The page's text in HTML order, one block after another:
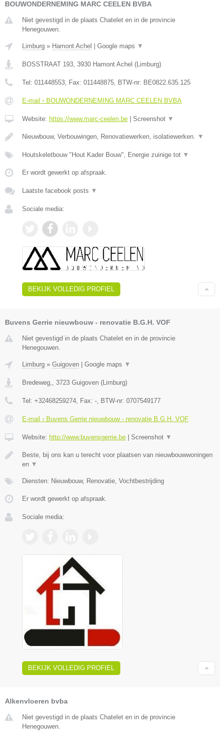
BOUWONDERNEMING MARC CEELEN BVBA
Niet gevestigd in de plaats Chatelet en in de provincie
Henegouwen.
Limburg » Hamont Achel Google maps ▼
BOSSTRAAT 193 3930 Hamont Achel ( Limburg)
Tel: 011448553 , Fax: 011448875 , BTW-nr: BE0822.635.125
E-mail › BOUWONDERNEMING MARC CEELEN BVBA
Website: https://www.marc-ceelen.be Screenshot ▼
Nieuwbouw, Verbouwingen, Renovatiewerken, isolatiewerken. ▼
Houtskeletbouw "Hout Kader Bouw", Energie zuinige tot ▼
Er wordt gewerkt op afspraak.
Laatste facebook posts ▼
Sociale media:
BEKIJK VOLLEDIG PROFIEL
Buvens Gerrie nieuwbouw - renovatie B.G.H. VOF
Niet gevestigd in de plaats Chatelet en in de provincie
Henegouwen.
Limburg » Guigoven Google maps ▼
Bredeweg,, 3723 Guigoven (Limburg)
Tel: +32468259274, Fax: -, BTW-nr: 0707549177
E-mail › Buvens Gerrie nieuwbouw - renovatie B.G.H. VOF
Website: http://www.buvensgerrie.be Screenshot ▼
Beste, bij ons kan u terecht voor plaatsen van nieuwbouwwoningen
en ▼
Diensten: Nieuwbouw, Renovatie, Vochtbestrijding
Er wordt gewerkt op afspraak.
Sociale media:
BEKIJK VOLLEDIG PROFIEL
Alkenvloeren bvba
Niet gevestigd in de plaats Chatelet en in de provincie
Henegouwen.